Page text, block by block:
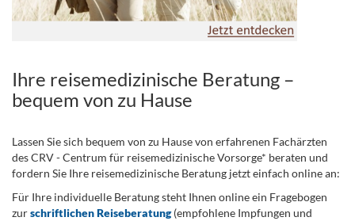
Ihre reisemedizinische Beratung –
bequem von zu Hause
Lassen Sie sich bequem von zu Hause von erfahrenen Fachärzten
des CRV - Centrum für reisemedizinische Vorsorge* beraten und
fordern Sie Ihre reisemedizinische Beratung jetzt einfach online an:
Für Ihre individuelle Beratung steht Ihnen online ein Fragebogen
zurschriftlichen Reiseberatung(empfohlene Impfungen und